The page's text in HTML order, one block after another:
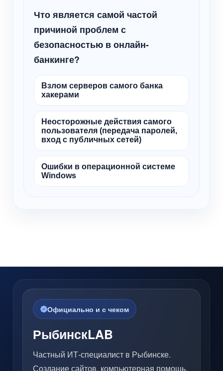
Что является самой частой
причиной проблем с
безопасностью в онлайн-
банкинге?
Взлом серверов самого банка
хакерами
Неосторожные действия самого
пользователя (передача паролей,
вход с публичных сетей)
Ошибки в операционной системе
Windows
Официально и с чеком
РыбинскLAB
Частный ИТ-специалист в Рыбинске.
Создание сайтов, компьютерная помощь,